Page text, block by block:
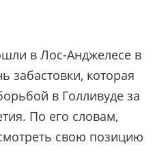
в Лос-Анджелесе в
забастовки, которая
в Голливуде за
По его словам,
свою позицию